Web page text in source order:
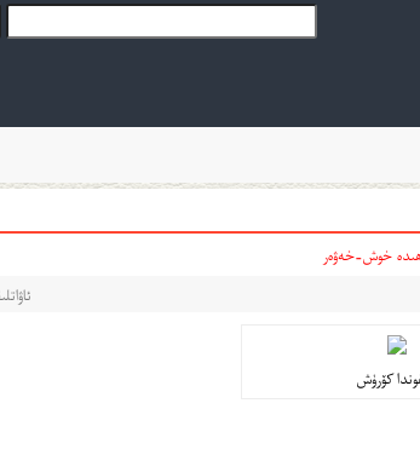
خوش-خەۋەر
ئاۋاتلىقى:
كۆرۈش